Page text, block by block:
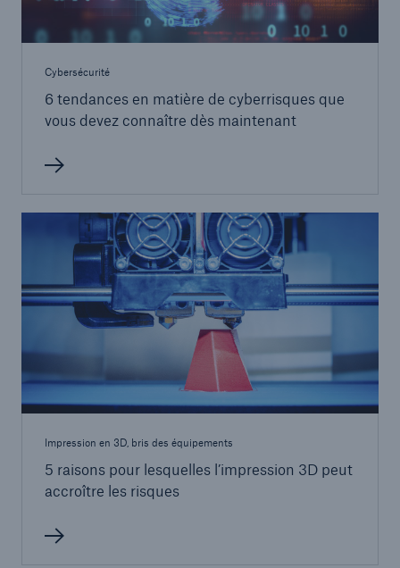
Cybersécurité
6 tendances en matière de cyberrisques que
vous devez connaître dès maintenant
Impression en 3D, bris des équipements
5 raisons pour lesquelles l’impression 3D peut
accroître les risques